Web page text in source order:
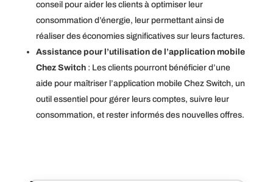
conseil pour aider les clients à optimiser leur
consommation d’énergie, leur permettant ainsi de
réaliser des économies significatives sur leurs factures.
Assistance pour l’utilisation de l’application mobile
Chez Switch: Les clients pourront bénéficier d’une
aide pour maîtriser l’application mobile Chez Switch, un
outil essentiel pour gérer leurs comptes, suivre leur
consommation, et rester informés des nouvelles offres.